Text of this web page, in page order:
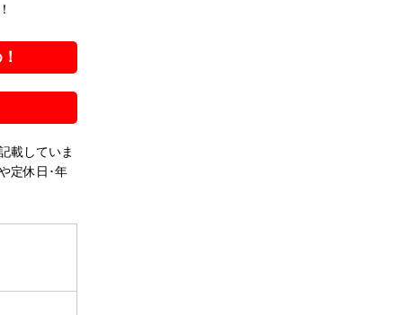
載していま
定休日･年